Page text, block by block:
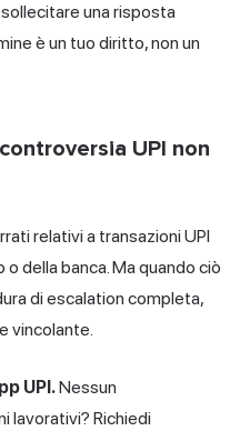
una risposta
è un tuo diritto, non un
UPI non
relativi a transazioni UPI
della banca. Ma quando ciò
di escalation completa,
vincolante.
UPI.Nessun
lavorativi? Richiedi